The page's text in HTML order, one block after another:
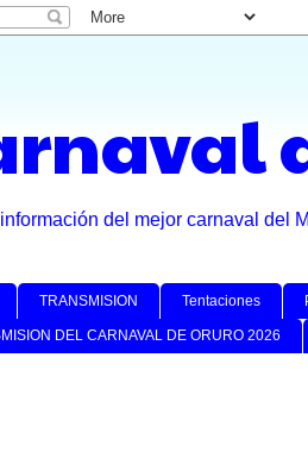
del mejor carnaval del
TRANSMISION Tentaciones
DEL CARNAVAL DE ORURO 2026